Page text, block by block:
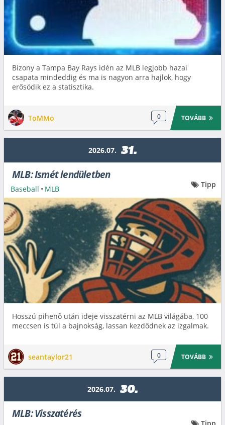
Bizony a Tampa Bay Rays idén az MLB legjobb hazai
csapata mindeddig és ma is nagyon arra hajlok, hogy
erősödik ez a statisztika.
ToMMo 0 TOVÁBB
2026.07. 31.
MLB: Ismét lendületben
Hosszú pihenő után ideje visszatérni az MLB világába, 100
meccsen is túl a bajnokság, lassan kezdődnek az izgalmak.
seantaylor21 0 TOVÁBB
Baseball • MLB Tipp
2026.07. 30.
MLB: Visszatérés